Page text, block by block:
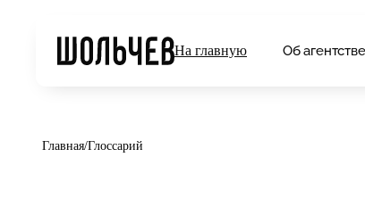
На главную Об агентстве
Главная/Глоссарий